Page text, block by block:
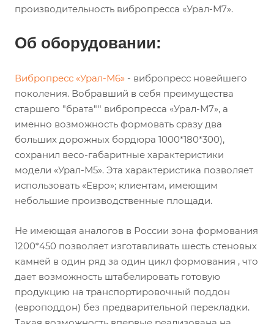
производительность вибропресса «Урал-М7».
Об оборудовании:
Вибропресс «Урал-М6» - вибропресс новейшего
поколения. Вобравший в себя преимущества
старшего "брата"" вибропресса «Урал-М7», а
именно возможность формовать сразу два
больших дорожных бордюра 1000*180*300),
сохранил весо-габаритные характеристики
модели «Урал-М5». Эта характеристика позволяет
использовать «Евро»; клиентам, имеющим
небольшие производственные площади.
Не имеющая аналогов в России зона формования
1200*450 позволяет изготавливать шесть стеновых
камней в один ряд за один цикл формования , что
дает возможность штабелировать готовую
продукцию на транспортировочный поддон
(европоддон) без предварительной перекладки.